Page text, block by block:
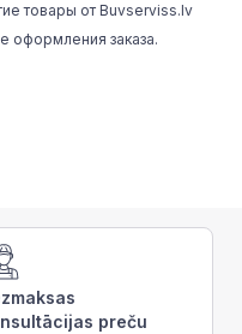
товары от Buvserviss.lv
оформления заказа.
preču